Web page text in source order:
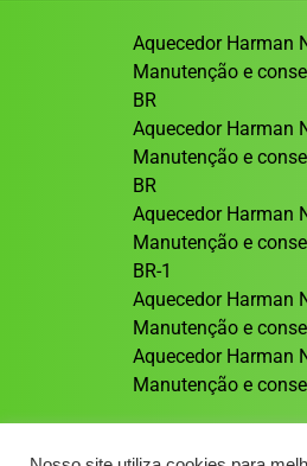
Aquecedor Harman
Manutenção e
BR
Aquecedor Harman
Manutenção e
BR
Aquecedor Harman
Manutenção e
BR-1
Aquecedor Harman
Manutenção e
Aquecedor Harman
Manutenção e